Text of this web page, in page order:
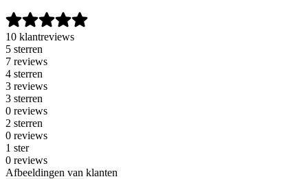
10 klantreviews
5 sterren
7 reviews
4 sterren
3 reviews
3 sterren
0 reviews
2 sterren
0 reviews
1 ster
0 reviews
Afbeeldingen van klanten